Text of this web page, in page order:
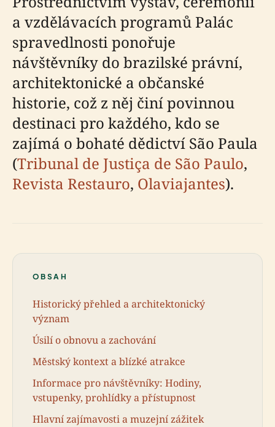
a vzdělávacích programů Palác
spravedlnosti ponořuje
návštěvníky do brazilské právní,
architektonické a občanské
historie, což z něj činí povinnou
destinaci pro každého, kdo se
zajímá o bohaté dědictví São Paula
(Tribunal de Justiça de São Paulo,
Revista Restauro, Olaviajantes).
OBSAH
Historický přehled a architektonický
význam
Úsilí o obnovu a zachování
Městský kontext a blízké atrakce
Informace pro návštěvníky: Hodiny,
vstupenky, prohlídky a přístupnost
Hlavní zajímavosti a muzejní zážitek